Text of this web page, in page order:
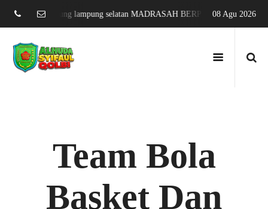
sari jati agung lampung selatan MADRASAH BERPRESTASI DAN
08 Agu 2026
Team Bola
Basket Dan